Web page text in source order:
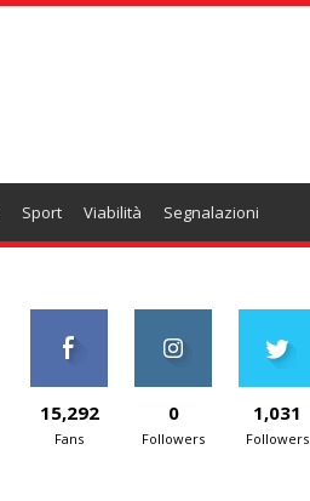
Sport Viabilità Segnalazioni
15,292
Fans
0
Followers
1,031
Followers